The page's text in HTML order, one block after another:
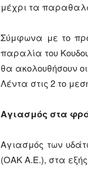
μέχρι τα
Σύμφωνα με το
παραλία του
θα ακολουθήσουν
Λέντα στις 2 το
Αγιασμός στα
Αγιασμός των
(ΟΑΚ Α.Ε.), στα